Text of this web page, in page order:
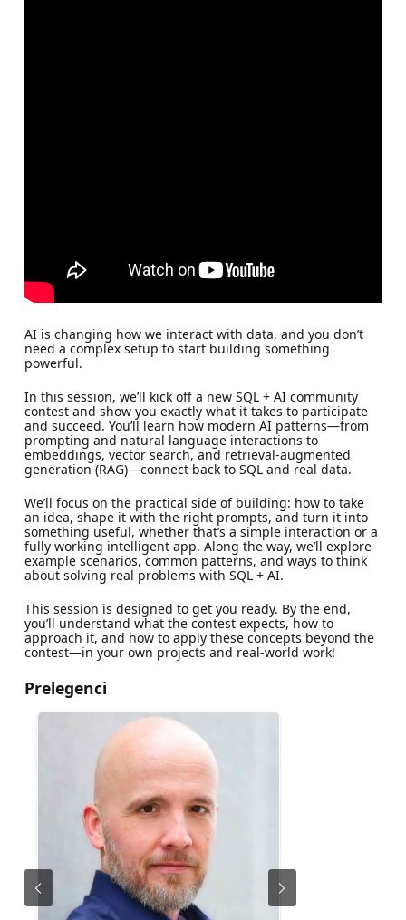
AI is changing how we interact with data, and you don’t
need a complex setup to start building something
powerful.
In this session, we’ll kick off a new SQL + AI community
contest and show you exactly what it takes to participate
and succeed. You’ll learn how modern AI patterns—from
prompting and natural language interactions to
embeddings, vector search, and retrieval-augmented
generation (RAG)—connect back to SQL and real data.
We’ll focus on the practical side of building: how to take
an idea, shape it with the right prompts, and turn it into
something useful, whether that’s a simple interaction or a
fully working intelligent app. Along the way, we’ll explore
example scenarios, common patterns, and ways to think
about solving real problems with SQL + AI.
This session is designed to get you ready. By the end,
you’ll understand what the contest expects, how to
approach it, and how to apply these concepts beyond the
contest—in your own projects and real-world work!
Prelegenci